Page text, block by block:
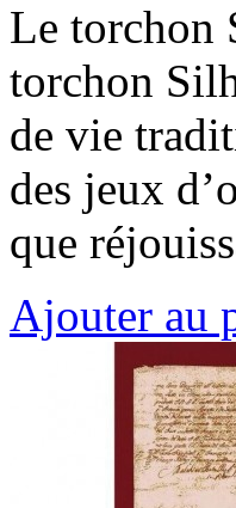
Le torchon
torchon
de vie
des jeux
que
Ajouter au